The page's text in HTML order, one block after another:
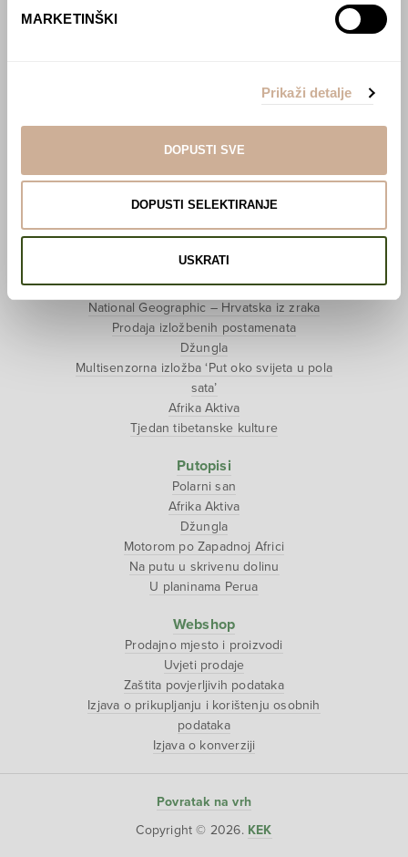
MARKETINŠKI
Prikaži detalje
DOPUSTI SVE
DOPUSTI SELEKTIRANJE
USKRATI
Lovci sakupljači
O projektu
Event s autorom
Ljubav oko svijeta
Polarni san
National Geographic – Hrvatska iz zraka
Prodaja izložbenih postamenata
Džungla
Multisenzorna izložba ‘Put oko svijeta u pola
sata’
Afrika Aktiva
Tjedan tibetanske kulture
Putopisi
Polarni san
Afrika Aktiva
Džungla
Motorom po Zapadnoj Africi
Na putu u skrivenu dolinu
U planinama Perua
Webshop
Prodajno mjesto i proizvodi
Uvjeti prodaje
Zaštita povjerljivih podataka
Izjava o prikupljanju i korištenju osobnih
podataka
Izjava o konverziji
Povratak na vrh
Copyright © 2026. KEK